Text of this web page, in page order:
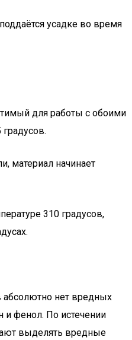
усадке во время
для работы с обоими
материал начинает
310 градусов,
абсолютно нет вредных
и фенол. По истечении
выделять вредные